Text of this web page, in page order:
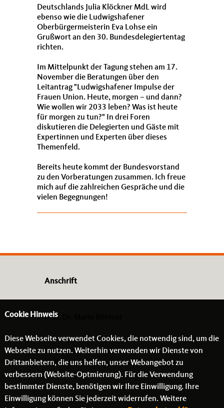
Deutschlands Julia Klöckner MdL wird
ebenso wie die Ludwigshafener
Oberbürgermeisterin Eva Lohse ein
Grußwort an den 30. Bundesdelegiertentag
richten.
Im Mittelpunkt der Tagung stehen am 17.
November die Beratungen über den
Leitantrag "Ludwigshafener Impulse der
Frauen Union. Heute, morgen – und dann?
Wie wollen wir 2033 leben? Was ist heute
für morgen zu tun?" In drei Foren
diskutieren die Delegierten und Gäste mit
Expertinnen und Experten über dieses
Themenfeld.
Bereits heute kommt der Bundesvorstand
zu den Vorberatungen zusammen. Ich freue
mich auf die zahlreichen Gespräche und die
vielen Begegnungen!
Anschrift
Prof. Dr. Maria Böhmer
- -
Links
Cookie Hinweis
Diese Webseite verwendet Cookies, die notwendig sind, um die
Webseite zu nutzen. Weiterhin verwenden wir Dienste von
Drittanbietern, die uns helfen, unser Webangebot zu
verbessern (Website-Optmierung). Für die Verwendung
bestimmter Dienste, benötigen wir Ihre Einwilligung. Ihre
Einwilligung können Sie jederzeit widerrufen. Weitere